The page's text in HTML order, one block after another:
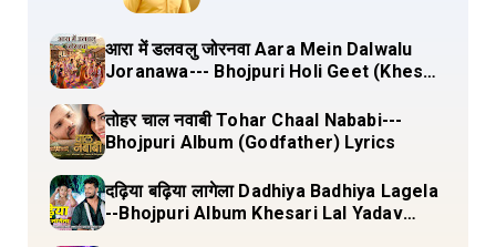
आरा में डलवलु जोरनवा Aara Mein Dalwalu
Joranawa--- Bhojpuri Holi Geet (Khesari
तोहर चाल नवाबी Tohar Chaal Nababi---
Bhojpuri Album (Godfather) Lyrics
दढ़िया बढ़िया लागेला Dadhiya Badhiya Lagela
--Bhojpuri Album Khesari Lal Yadav